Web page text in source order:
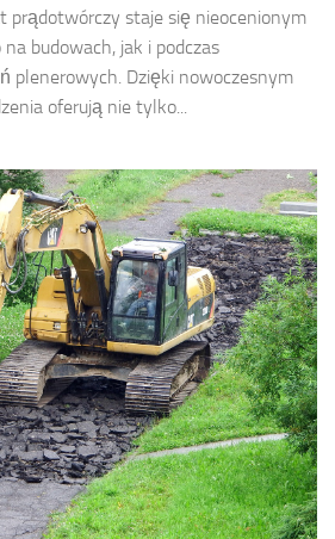
prądotwórczy staje się nieocenionym
budowach, jak i podczas
plenerowych. Dzięki nowoczesnym
oferują nie tylko...